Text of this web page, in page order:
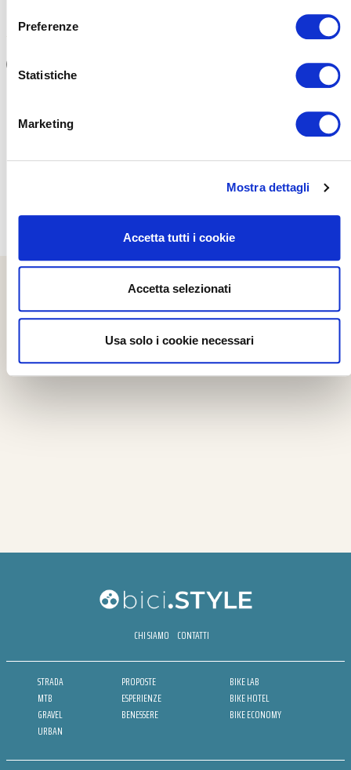
Preferenze
Statistiche
Marketing
Mostra dettagli
Accetta tutti i cookie
Accetta selezionati
Usa solo i cookie necessari
Navigazione degli articoli
Prev 1 2 3 4 5 … 27 Next
CHI SIAMO CONTATTI
STRADA
MTB
GRAVEL
URBAN
PROPOSTE
ESPERIENZE
BENESSERE
BIKE LAB
BIKE HOTEL
BIKE ECONOMY